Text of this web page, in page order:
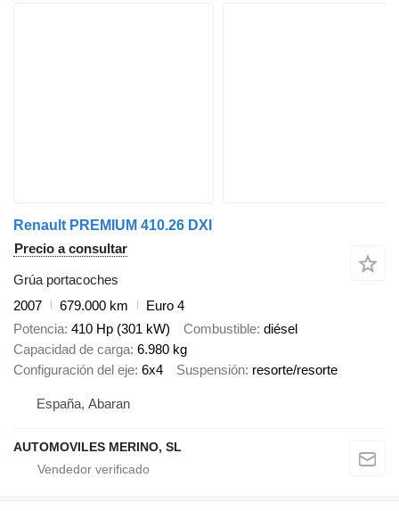
Renault PREMIUM 410.26 DXI
Precio a consultar
Grúa portacoches
2007
679.000 km
Euro 4
Potencia 410 Hp (301 kW) Combustible diésel
Capacidad de carga 6.980 kg
Configuración del eje 6x4 Suspensión resorte/resorte
España, Abaran
AUTOMOVILES MERINO, SL